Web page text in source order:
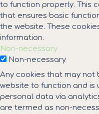
to function properly. This
that ensures basic
the website. These
information.
Non-necessary
Non-necessary
Any cookies that may
website to function and
personal data via
are termed as non-